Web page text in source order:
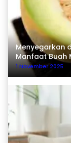
Menyegarkan
Manfaat Buah
1 November 2025